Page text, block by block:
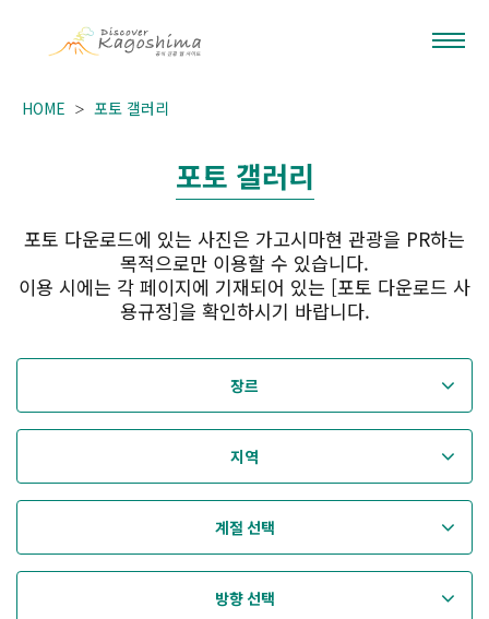
HOME 포토 갤러리
포토 갤러리
포토 다운로드에 있는 사진은 가고시마현 관광을 PR하는
목적으로만 이용할 수 있습니다.
이용 시에는 각 페이지에 기재되어 있는 [포토 다운로드 사
용규정]을 확인하시기 바랍니다.
장르
지역
계절 선택
방향 선택